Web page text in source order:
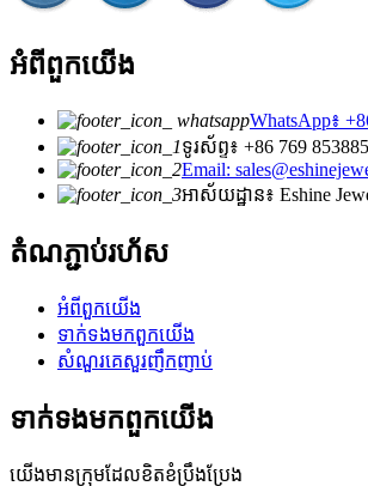
អំពី​ពួក​យើង
WhatsApp៖
ទូរស័ព្ទ៖ +86 769
Email:
អាស័យដ្ឋាន៖ Eshine
តំណ​ភ្ជាប់​រហ័ស
អំពី​ពួក​យើង
ទាក់ទង​មក​ពួក​យើង
សំណួរគេសួរញឹកញាប់
ទាក់ទង​មក​ពួក​យើង
យើងមានក្រុមដែលខិតខំប្រឹងប្រែង